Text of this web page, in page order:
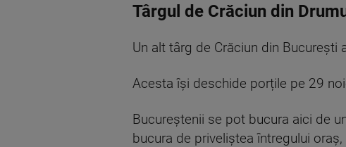
Târgul de Crăciun din
Un alt târg de Crăciun din București
Acesta își deschide porțile pe 29
Bucureștenii se pot bucura aici de
bucura de priveliștea întregului